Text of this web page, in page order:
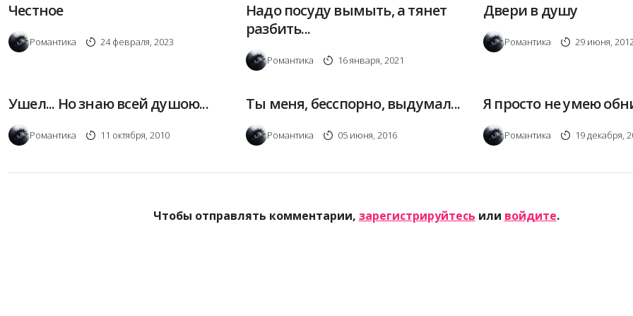
Честное
Романтика 24 февраля, 2023
Надо посуду вымыть, а тянет
разбить...
Романтика 16 января, 2021
Двери в душу
Романтика 29 июня, 2012
Ушел... Но знаю всей душою...
Романтика 11 октября, 2010
Ты меня, бесспорно, выдумал...
Романтика 05 июня, 2016
Я просто не умею
Романтика 19 декабря,
Чтобы отправлять комментарии, зарегистрируйтесь или войдите.